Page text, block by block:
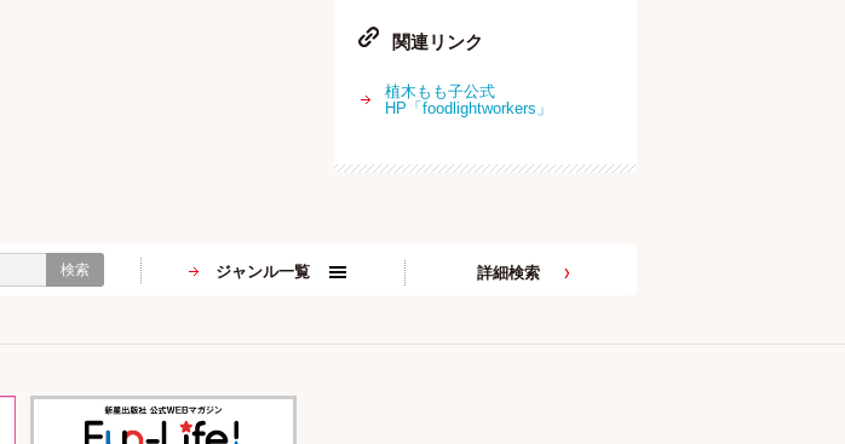
関連リンク
植木もも子公式
HP「foodlightworkers」
検索 ジャンル一覧 詳細検索